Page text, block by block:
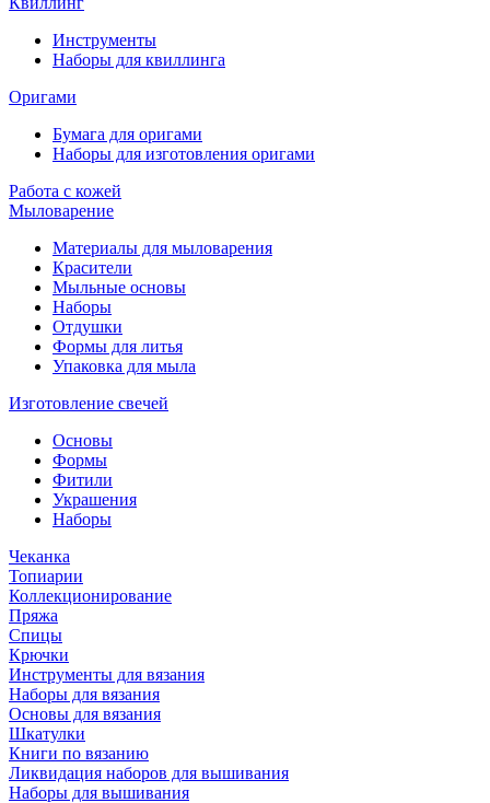
Инструменты
Наборы для квиллинга
Оригами
Бумага для оригами
Наборы для изготовления оригами
Работа с кожей
Мыловарение
Материалы для мыловарения
Красители
Мыльные основы
Наборы
Отдушки
Формы для литья
Упаковка для мыла
Изготовление свечей
Основы
Формы
Фитили
Украшения
Наборы
Чеканка
Топиарии
Коллекционирование
Пряжа
Спицы
Крючки
Инструменты для вязания
Наборы для вязания
Основы для вязания
Шкатулки
Книги по вязанию
Ликвидация наборов для вышивания
Наборы для вышивания